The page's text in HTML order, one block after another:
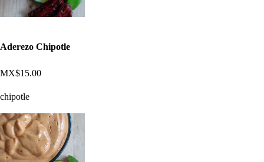
Aderezo Chipotle
MX$15.00
chipotle